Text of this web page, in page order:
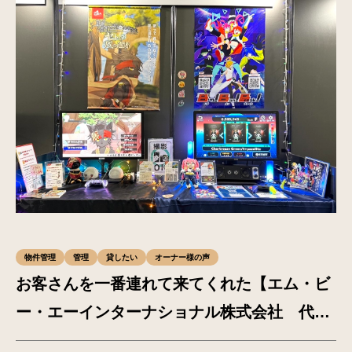
物件管理 管理 貸したい オーナー様の声
お客さんを一番連れて来てくれた【エム・ビ
ー・エーインターナショナル株式会社 代表
取締役 杉橋光博様】